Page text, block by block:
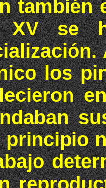
también
XV se
los
principio